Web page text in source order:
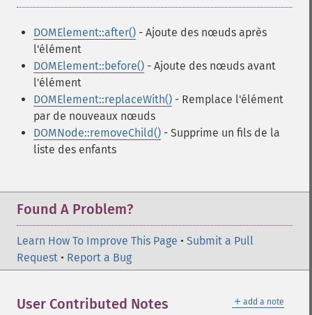
DOMElement::after() - Ajoute des nœuds après
l'élément
DOMElement::before() - Ajoute des nœuds avant
l'élément
DOMElement::replaceWith() - Remplace l'élément
par de nouveaux nœuds
DOMNode::removeChild() - Supprime un fils de la
liste des enfants
Found A Problem?
Learn How To Improve This Page • Submit a Pull
Request • Report a Bug
＋ add a note
User Contributed Notes